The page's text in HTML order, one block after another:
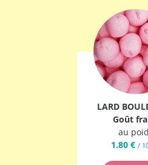
LARD
Goût
au
1.80 € /